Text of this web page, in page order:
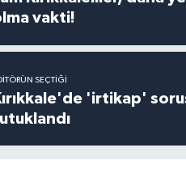
vakti!
SEÇTIĞI
'irtikap'